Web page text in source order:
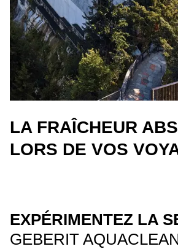
LA FRAÎCHEUR
LORS DE VOS
EXPÉRIMENTEZ LA
GEBERIT